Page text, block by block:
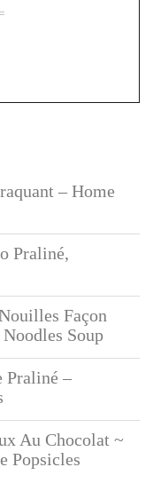
– Home
Praliné,
Façon
Soup
Praliné –
Au Chocolat ~
Popsicles